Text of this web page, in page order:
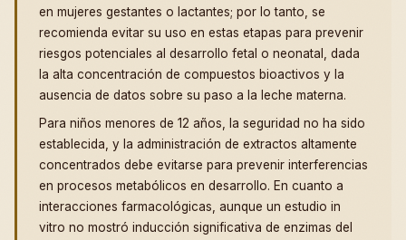
en mujeres gestantes o lactantes; por lo tanto, se
recomienda evitar su uso en estas etapas para prevenir
riesgos potenciales al desarrollo fetal o neonatal, dada
la alta concentración de compuestos bioactivos y la
ausencia de datos sobre su paso a la leche materna.
Para niños menores de 12 años, la seguridad no ha sido
establecida, y la administración de extractos altamente
concentrados debe evitarse para prevenir interferencias
en procesos metabólicos en desarrollo. En cuanto a
interacciones farmacológicas, aunque un estudio in
vitro no mostró inducción significativa de enzimas del